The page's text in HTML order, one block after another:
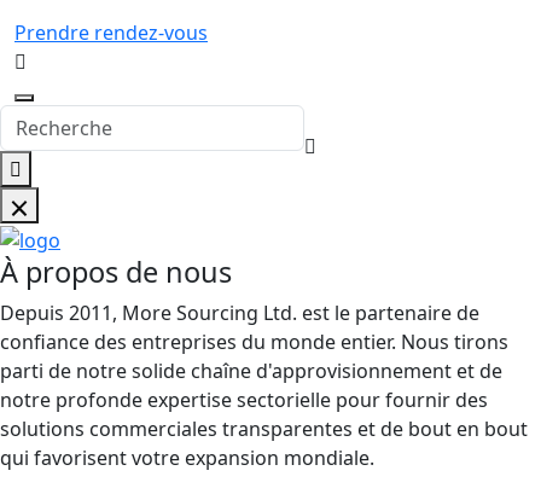
Prendre rendez-vous
À propos de nous
Depuis 2011, More Sourcing Ltd. est le partenaire de
confiance des entreprises du monde entier. Nous tirons
parti de notre solide chaîne d'approvisionnement et de
notre profonde expertise sectorielle pour fournir des
solutions commerciales transparentes et de bout en bout
qui favorisent votre expansion mondiale.